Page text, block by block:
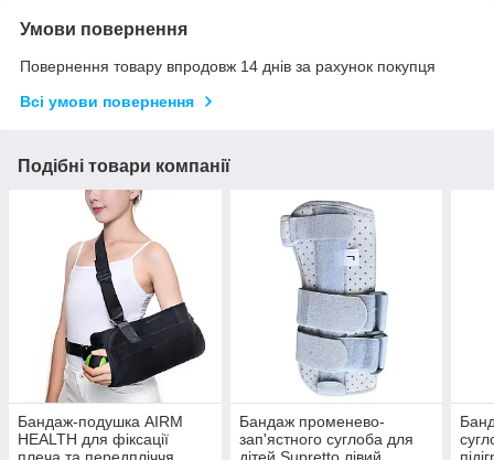
Умови повернення
Повернення товару впродовж 14 днів за рахунок покупця
Всі умови повернення
Подібні товари компанії
Бандаж-подушка AIRM
HEALTH для фіксації
Бандаж променево-
зап'ястного суглоба для